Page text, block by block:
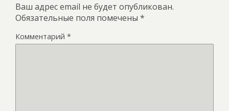
Ваш адрес email не будет опубликован.
Обязательные поля помечены *
Комментарий *